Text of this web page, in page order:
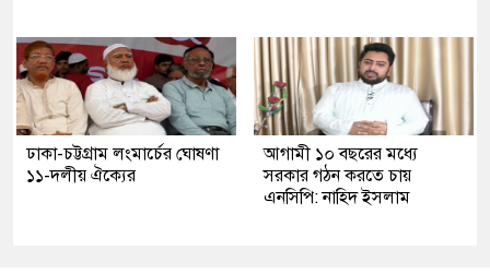
ঢাকা-চট্টগ্রাম লংমার্চের ঘোষণা
১১-দলীয় ঐক্যের
আগামী ১০ বছরের মধ্যে
সরকার গঠন করতে চায়
এনসিপি: নাহিদ ইসলাম